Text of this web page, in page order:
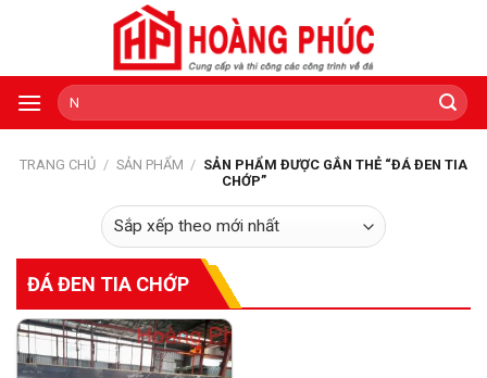
Tìm
kiếm:
TRANG CHỦ / SẢN PHẨM / SẢN PHẨM ĐƯỢC GẮN THẺ “ĐÁ ĐEN TIA
CHỚP”
ĐÁ ĐEN TIA CHỚP